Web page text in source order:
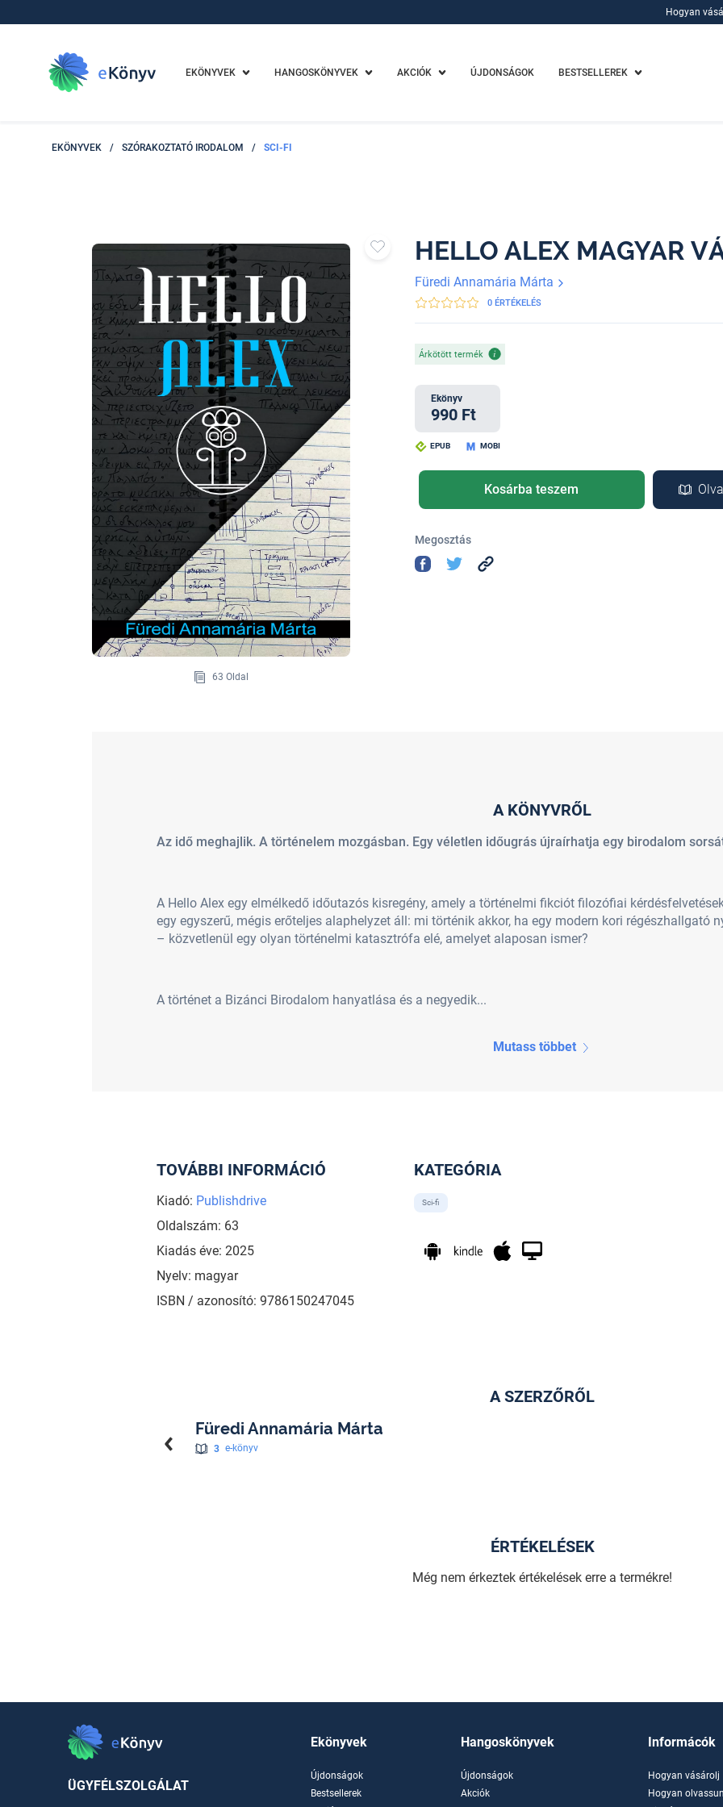
Hogyan
EKÖNYVEK HANGOSKÖNYVEK AKCIÓK ÚJDONSÁGOK BESTSELLEREK
EKÖNYVEK / SZÓRAKOZTATÓ IRODALOM / SCI-FI
63 Oldal
HELLO ALEX MAGYAR
Füredi Annamária Márta
0 ÉRTÉKELÉS
Árkötött termék
Ekönyv
990 Ft
EPUB MOBI
Kosárba teszem
Megosztás
A KÖNYVRŐL
Az idő meghajlik. A történelem mozgásban. Egy véletlen időugrás újraírhatja egy birodalom
A Hello Alex egy elmélkedő időutazós kisregény, amely a történelmi fikciót filozófiai
egy egyszerű, mégis erőteljes alaphelyzet áll: mi történik akkor, ha egy modern kori régészhallgató
– közvetlenül egy olyan történelmi katasztrófa elé, amelyet alaposan ismer?
A történet a Bizánci Birodalom hanyatlása és a negyedik...
Mutass többet
TOVÁBBI INFORMÁCIÓ
Kiadó: Publishdrive
Oldalszám: 63
Kiadás éve: 2025
Nyelv: magyar
ISBN / azonosító: 9786150247045
KATEGÓRIA
Sci-fi
A SZERZŐRŐL
Füredi Annamária Márta
3 e-könyv
ÉRTÉKELÉSEK
Még nem érkeztek értékelések erre a termékre!
ÜGYFÉLSZOLGÁLAT
Ekönyvek
Újdonságok
Bestsellerek
Hangoskönyvek
Újdonságok
Akciók
Informácók
Hogyan vásárolj
Hogyan